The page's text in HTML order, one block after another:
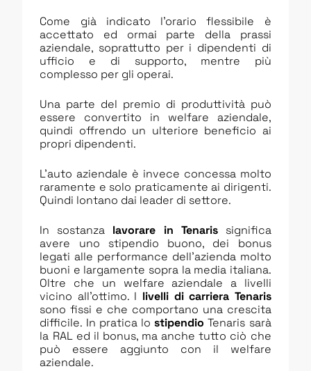
Come già indicato l’orario flessibile è
accettato ed ormai parte della prassi
aziendale, soprattutto per i dipendenti di
ufficio e di supporto, mentre più
complesso per gli operai.
Una parte del premio di produttività può
essere convertito in welfare aziendale,
quindi offrendo un ulteriore beneficio ai
propri dipendenti.
L’auto aziendale è invece concessa molto
raramente e solo praticamente ai dirigenti.
Quindi lontano dai leader di settore.
In sostanza lavorare in Tenarissignifica
avere uno stipendio buono, dei bonus
legati alle performance dell’azienda molto
buoni e largamente sopra la media italiana.
Oltre che un welfare aziendale a livelli
vicino all’ottimo. I livelli di carriera Tenaris
sono fissi e che comportano una crescita
difficile. In pratica lostipendioTenaris sarà
la RAL ed il bonus, ma anche tutto ciò che
può essere aggiunto con il welfare
aziendale.